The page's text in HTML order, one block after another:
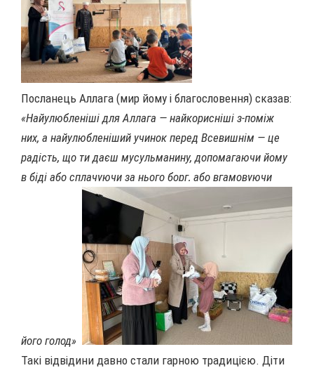
Посланець Аллага (мир йому і благословення) сказав:
«Найулюбленіші для Аллага — найкорисніші з-поміж
них, а найулюбленіший учинок перед Всевишнім — це
радість, що ти даєш мусульманину, допомагаючи йому
в біді або сплачуючи за нього борг, або вгамовуючи
його голод».
Такі відвідини давно стали гарною традицією. Діти